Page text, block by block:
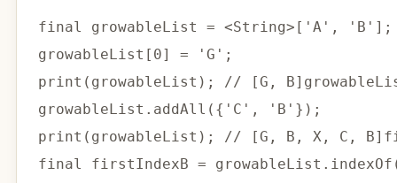
final growableList = <String> [ 'A' , 'B' ] ;
growableList [ 0] = 'G' ;
print ( growableList ) ; // [G, B]
growableList . addAll ( { 'C' , 'B' } ) ;
print ( growableList ) ; // [G, B, X, C, B]
final
firstIndexB = growableList . indexOf